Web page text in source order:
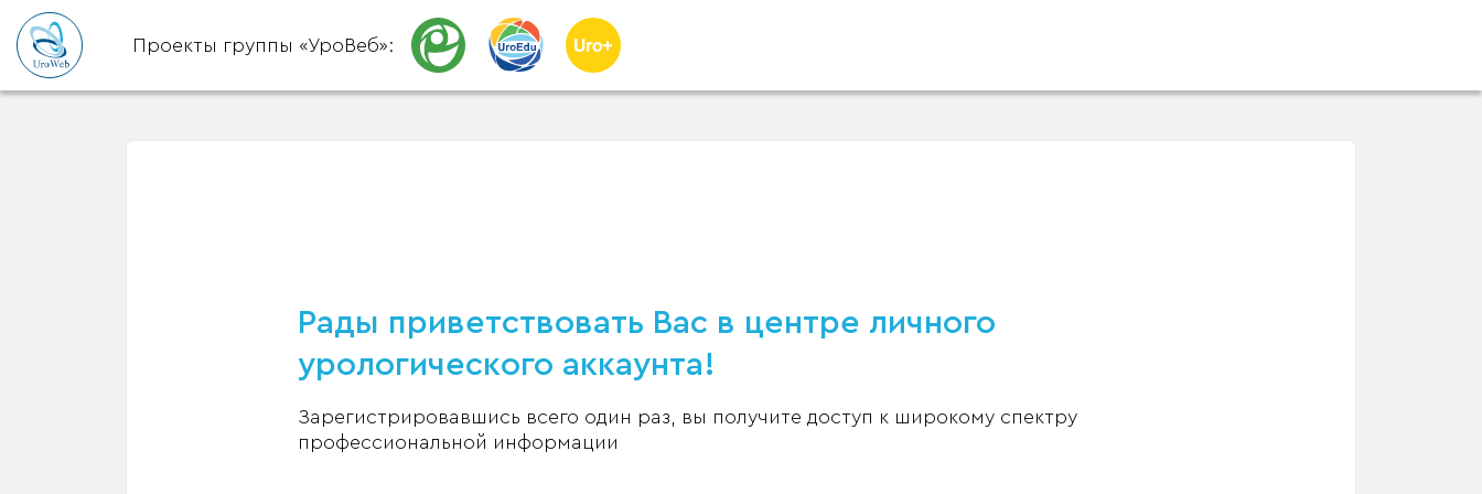
Проекты группы «УроВеб»:
Рады приветствовать Вас в центре личного
урологического аккаунта!
Зарегистрировавшись всего один раз, вы получите доступ к широкому спектру
профессиональной информации